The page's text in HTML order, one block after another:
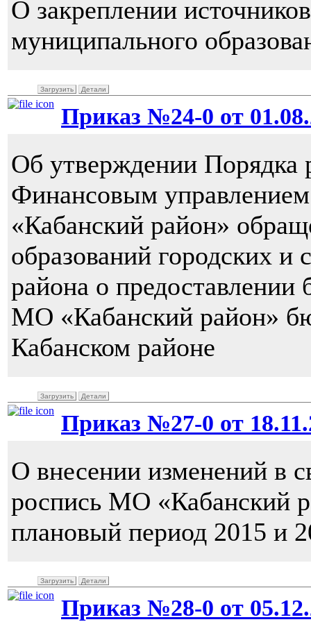
О закреплении
муниципального
Загрузить Детали
Приказ №24-0 от
Об утверждении Порядка
Финансовым
«Кабанский район»
образований городских и
района о
МО «Кабанский район»
Кабанском районе
Загрузить Детали
Приказ №27-0 от
О внесении изменений в
роспись МО «Кабанский
плановый период 2015 и
Загрузить Детали
Приказ №28-0 от